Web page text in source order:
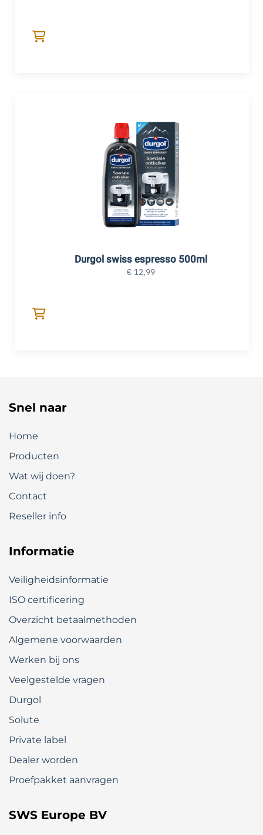
Durgol swiss espresso 500ml
€ 12,99
Snel naar
Home
Producten
Wat wij doen?
Contact
Reseller info
Informatie
Veiligheidsinformatie
ISO certificering
Overzicht betaalmethoden
Algemene voorwaarden
Werken bij ons
Veelgestelde vragen
Durgol
Solute
Private label
Dealer worden
Proefpakket aanvragen
SWS Europe BV